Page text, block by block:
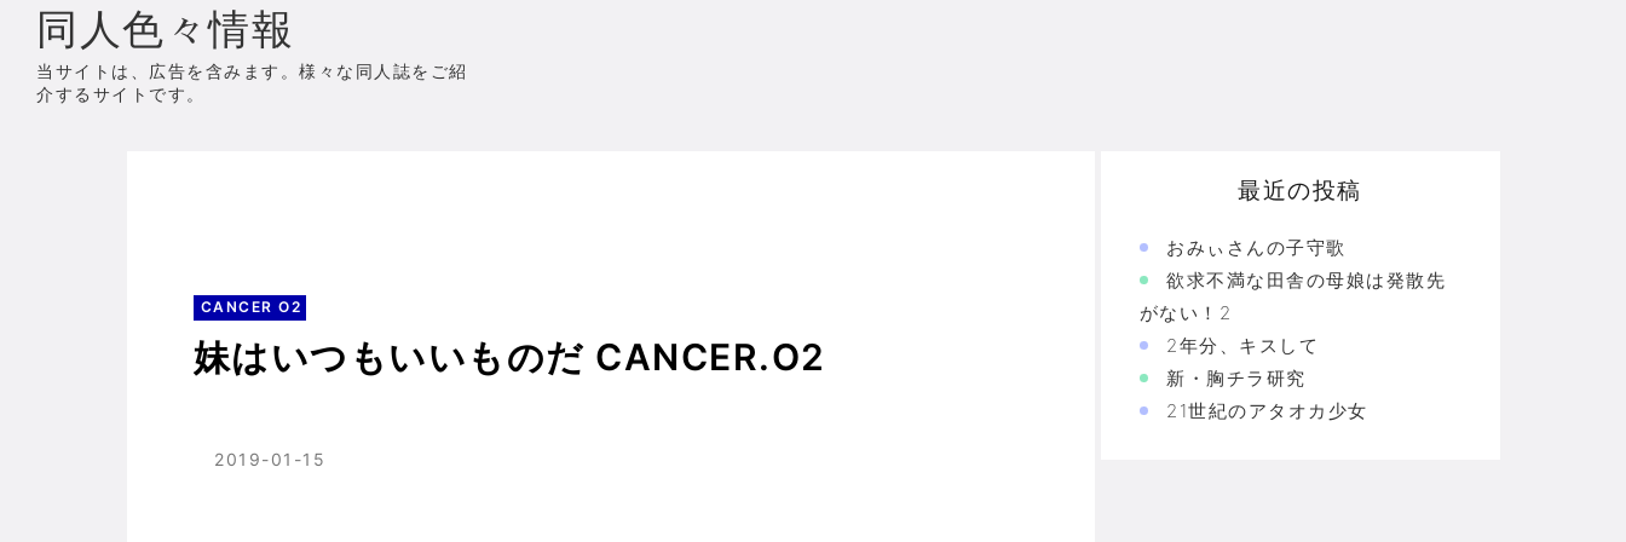
同人色々情報
当サイトは、広告を含みます。様々な同人誌をご紹
介するサイトです。
CANCER O2
妹はいつもいいものだ CANCER.O2
2019-01-15
最近の投稿
おみぃさんの子守歌
欲求不満な田舎の母娘は発散先
がない！2
2年分、キスして
新・胸チラ研究
21世紀のアタオカ少女